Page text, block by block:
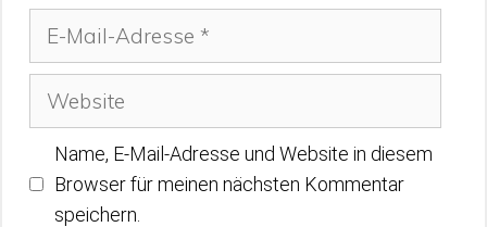
Adresse
Name, E-Mail-Adresse und Website in diesem
Browser für meinen nächsten Kommentar
speichern.